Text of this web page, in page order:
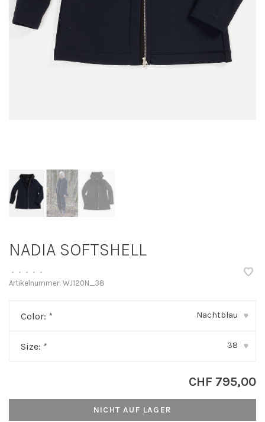
NADIA SOFTSHELL
• • • • •
Artikelnummer: WJ120N_38
Color: * Nachtblau ▾
Size: * 38 ▾
CHF 795,00
NICHT AUF LAGER